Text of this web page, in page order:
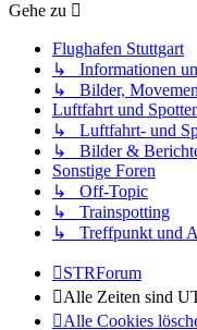
Gehe zu
Flughafen Stuttgart
↳ Informationen
↳ Bilder,
Luftfahrt und
↳ Luftfahrt- und
↳ Bilder &
Sonstige Foren
↳ Off-Topic
↳ Trainspotting
↳ Treffpunkt und
STRForum
Alle Zeiten sind
Alle Cookies